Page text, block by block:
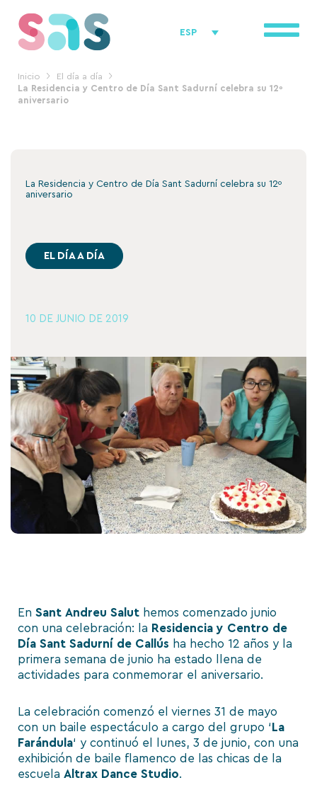
contenido
ESP
Inicio
El día a día
La Residencia y Centro de Día Sant Sadurní celebra su 12º
aniversario
La Residencia y Centro de Día Sant Sadurní celebra su 12º
aniversario
EL DÍA A DÍA
10 DE JUNIO DE 2019
En Sant Andreu Salut hemos comenzado junio
con una celebración: la Residencia y Centro de
Día Sant Sadurní de Callús ha hecho 12 años y la
primera semana de junio ha estado llena de
actividades para conmemorar el aniversario.
La celebración comenzó el viernes 31 de mayo
con un baile espectáculo a cargo del grupo ‘ La
Farándula‘ y continuó el lunes, 3 de junio, con una
exhibición de baile flamenco de las chicas de la
escuela Altrax Dance Studio.